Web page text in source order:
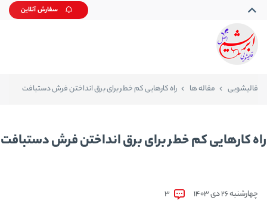
سفارش آنلاین
قالیشویی مقاله ها راه کارهایی کم خطر برای برق انداختن فرش دستبافت
راه کارهایی کم خطر برای برق انداختن فرش دستبافت
چهارشنبه 26 دی 1403 3